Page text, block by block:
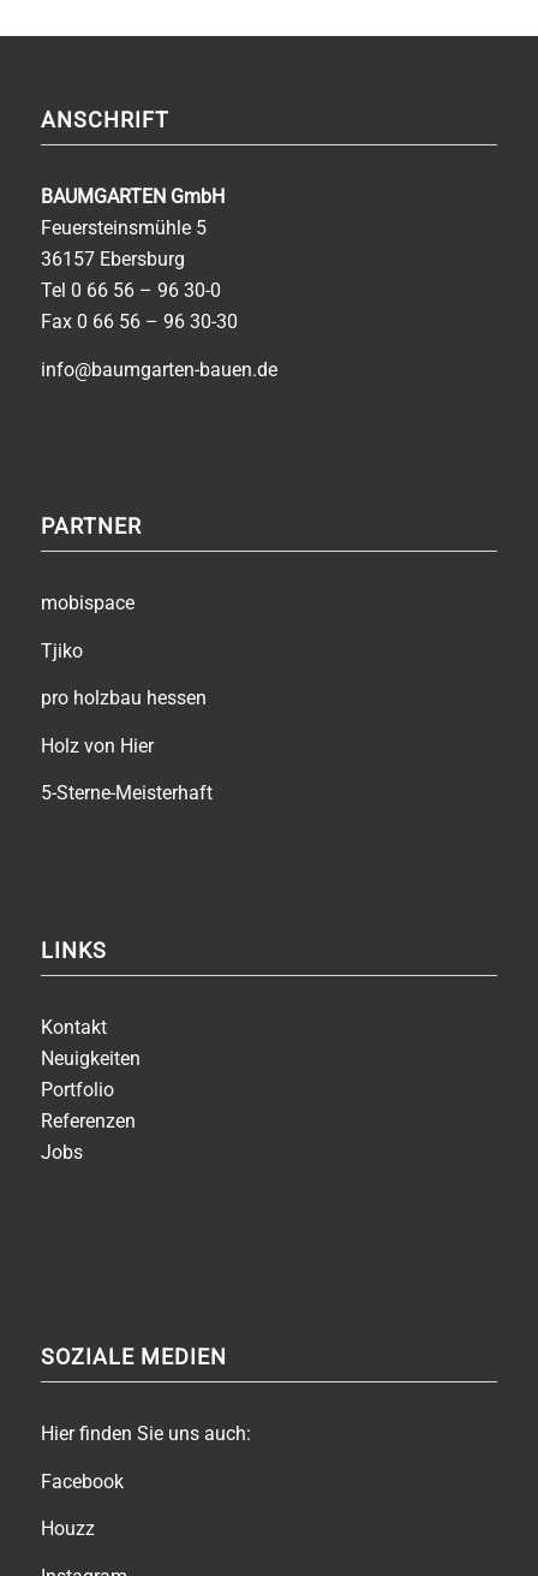
ANSCHRIFT
BAUMGARTEN GmbH
Feuersteinsmühle 5
36157 Ebersburg
Tel 0 66 56 – 96 30-0
Fax 0 66 56 – 96 30-30
info@baumgarten-bauen.de
PARTNER
mobispace
Tjiko
pro holzbau hessen
Holz von Hier
5-Sterne-Meisterhaft
LINKS
Kontakt
Neuigkeiten
Portfolio
Referenzen
Jobs
SOZIALE MEDIEN
Hier finden Sie uns auch:
Facebook
Houzz